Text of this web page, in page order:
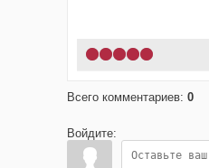
1 2 3 4
Всего комментариев: 0
Войдите: